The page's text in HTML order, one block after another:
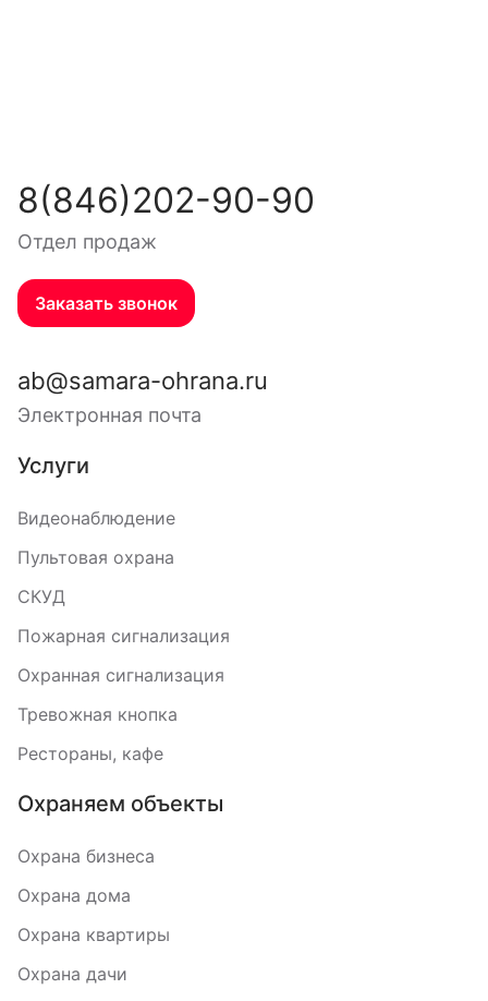
8(846)202-90-90
Отдел продаж
Заказать звонок
ab@samara-ohrana.ru
Электронная почта
Услуги
Видеонаблюдение
Пультовая охрана
СКУД
Пожарная сигнализация
Охранная сигнализация
Тревожная кнопка
Рестораны, кафе
Охраняем объекты
Охрана бизнеса
Охрана дома
Охрана квартиры
Охрана дачи